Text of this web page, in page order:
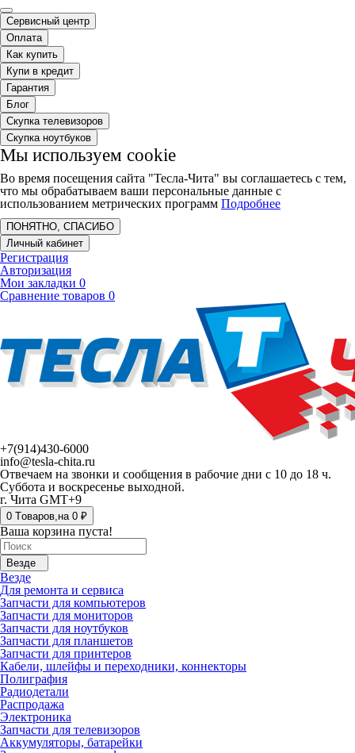
Сервисный центр
Оплата
Как купить
Купи в кредит
Гарантия
Блог
Скупка телевизоров
Скупка ноутбуков
Мы используем cookie
Во время посещения сайта "Тесла-Чита" вы соглашаетесь с тем,
что мы обрабатываем ваши персональные данные с
использованием метрических программ Подробнее
ПОНЯТНО, СПАСИБО
Личный кабинет
Регистрация
Авторизация
Мои закладки 0
Сравнение товаров 0
+7(914)430-6000
info@tesla-chita.ru
Отвечаем на звонки и сообщения в рабочие дни с 10 до 18 ч.
Суббота и воскресенье выходной.
г. Чита GMT+9
0 Tоваров,на 0 ₽
Ваша корзина пуста!
Везде
Везде
Для ремонта и сервиса
Запчасти для компьютеров
Запчасти для мониторов
Запчасти для ноутбуков
Запчасти для планшетов
Запчасти для принтеров
Кабели, шлейфы и переходники, коннекторы
Полиграфия
Радиодетали
Распродажа
Электроника
Запчасти для телевизоров
Аккумуляторы, батарейки